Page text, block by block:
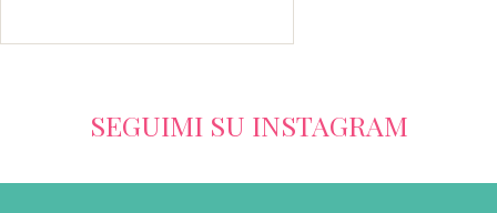
SEGUIMI SU INSTAGRAM